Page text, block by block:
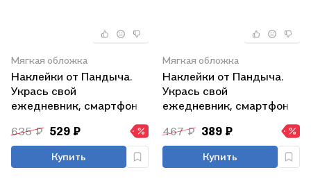
Мягкая обложка
Наклейки от Пандыча.
Укрась свой
ежедневник, смартфон
635 ₽ 529 ₽
Купить
Мягкая обложка
Наклейки от Пандыча.
Укрась свой
ежедневник, смартфон
467 ₽ 389 ₽
Купить